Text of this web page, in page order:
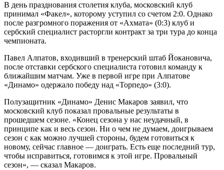
В день празднования столетия клуба, московский клуб
принимал «Факел», которому уступил со счетом 2:0. Однако
после разгромного поражения от «Ахмата» (0:3) клуб и
сербский специалист расторгли контракт за три тура до конца
чемпионата.
Павел Алпатов, входивший в тренерский штаб Йокановича,
после отставки сербского специалиста готовил команду к
ближайшим матчам. Уже в первой игре при Алпатове
«Динамо» одержало победу над «Торпедо» (3:0).
Полузащитник «Динамо» Денис Макаров заявил, что
московский клуб показал провальные результаты в
прошедшем сезоне. «Конец сезона у нас неудачный, в
принципе как и весь сезон. Ни о чем не думаем, доигрываем
сезон с как можно лучшей стороны, будем готовиться к
новому, сейчас главное — доиграть. Есть еще последний тур,
чтобы исправиться, готовимся к этой игре. Провальный
сезон», — сказал Макаров.